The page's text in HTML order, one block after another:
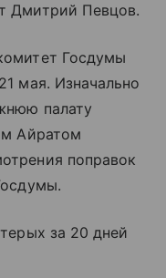
Дмитрий Певцов.
Госдумы
мая. Изначально
палату
Айратом
поправок
за 20 дней